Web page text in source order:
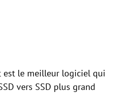
est le meilleur logiciel qui
vers SSD plus grand